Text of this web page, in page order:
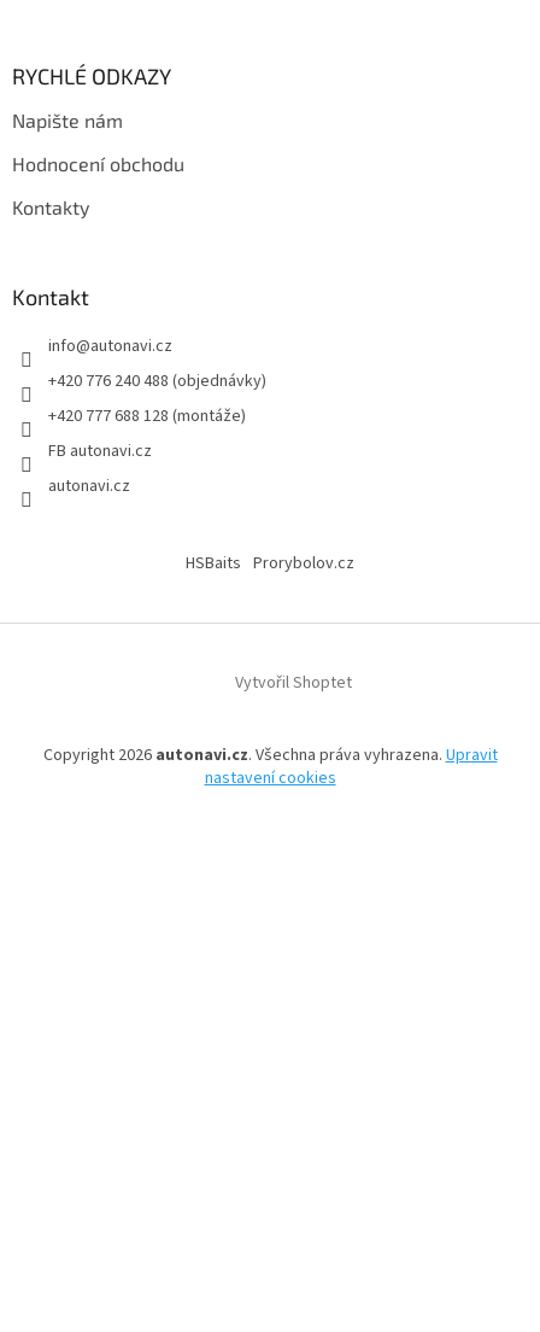
RYCHLÉ ODKAZY
Napište nám
Hodnocení obchodu
Kontakty
Kontakt
info@autonavi.cz
+420 776 240 488 (objednávky)
+420 777 688 128 (montáže)
FB autonavi.cz
autonavi.cz
HSBaits Prorybolov.cz
Vytvořil Shoptet
Copyright 2026 autonavi.cz. Všechna práva vyhrazena.Upravit
nastavení cookies